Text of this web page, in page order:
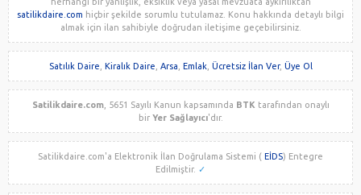
satilikdaire.com hiçbir şekilde sorumlu tutulamaz. Konu hakkında detaylı bilgi
almak için ilan sahibiyle doğrudan iletişime geçebilirsiniz.
Satılık Daire Kiralık Daire Arsa Emlak Ücretsiz İlan Ver, Üye Ol
Satilikdaire.com, 5651 Sayılı Kanun kapsamında BTK tarafından onaylı
bir Yer Sağlayıcı'dır.
Satilikdaire.com'a Elektronik İlan Doğrulama Sistemi ( EİDS) Entegre
Edilmiştir. ✓